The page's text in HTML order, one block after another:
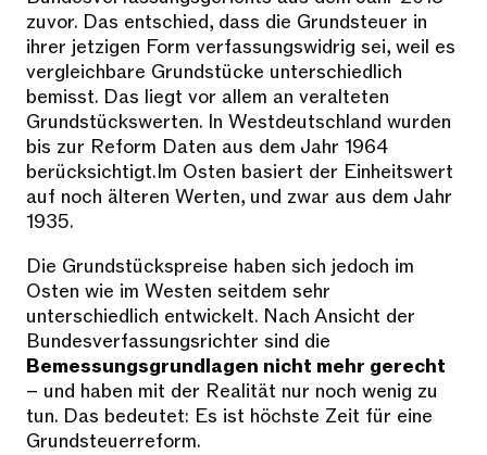
zuvor. Das entschied, dass die Grundsteuer in
ihrer jetzigen Form verfassungswidrig sei, weil es
vergleichbare Grundstücke unterschiedlich
bemisst. Das liegt vor allem an veralteten
Grundstückswerten. In Westdeutschland wurden
bis zur Reform Daten aus dem Jahr 1964
berücksichtigt.Im Osten basiert der Einheitswert
auf noch älteren Werten, und zwar aus dem Jahr
1935.
Die Grundstückspreise haben sich jedoch im
Osten wie im Westen seitdem sehr
unterschiedlich entwickelt. Nach Ansicht der
Bundesverfassungsrichter sind die
Bemessungsgrundlagen nicht mehr gerecht
­– und haben mit der Realität nur noch wenig zu
tun. Das bedeutet: Es ist höchste Zeit für eine
Grundsteuerreform.